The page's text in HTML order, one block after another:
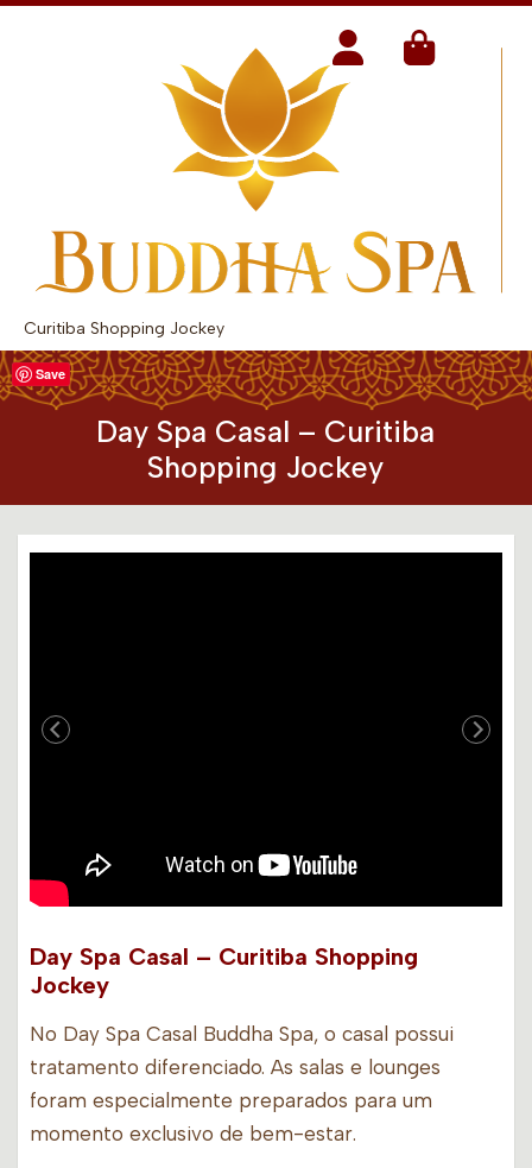
Curitiba Shopping Jockey
Day Spa Casal – Curitiba
Shopping Jockey
Save
Day Spa Casal – Curitiba Shopping
Jockey
No Day Spa Casal Buddha Spa, o casal possui
tratamento diferenciado. As salas e lounges
foram especialmente preparados para um
momento exclusivo de bem-estar.